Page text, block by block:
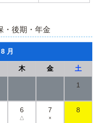
・後期・年金
月
木 金 土
1
6
△
7
×
8